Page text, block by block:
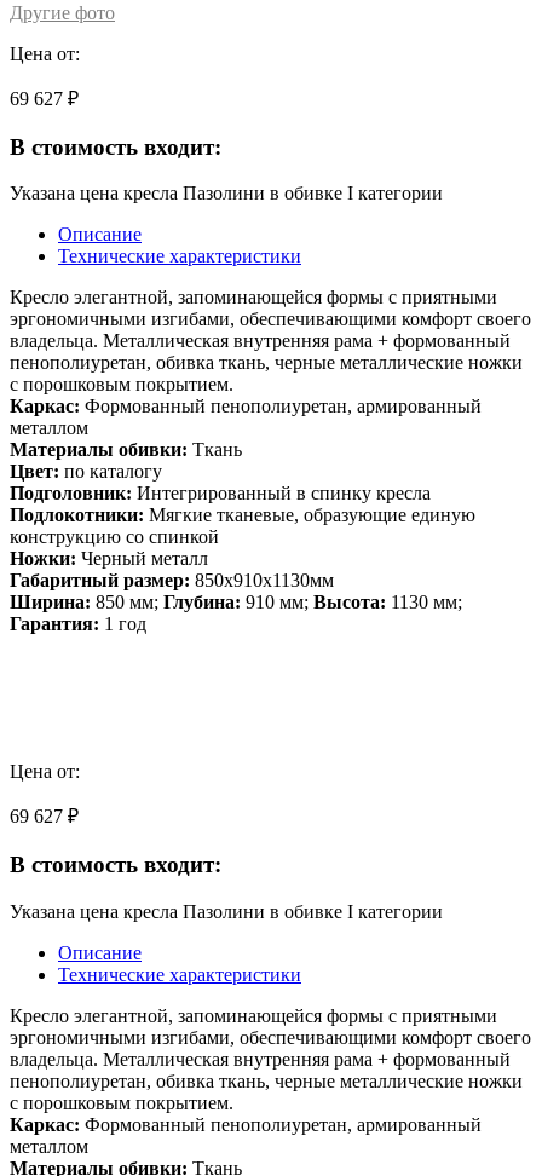
Другие фото
Цена от:
69 627 ₽
В стоимость входит:
Указана цена кресла Пазолини в обивке I категории
Описание
Технические характеристики
Кресло элегантной, запоминающейся формы с приятными
эргономичными изгибами, обеспечивающими комфорт своего
владельца. Металлическая внутренняя рама + формованный
пенополиуретан, обивка ткань, черные металлические ножки
с порошковым покрытием.
Каркас: Формованный пенополиуретан, армированный
металлом
Материалы обивки: Ткань
Цвет: по каталогу
Подголовник: Интегрированный в спинку кресла
Подлокотники: Мягкие тканевые, образующие единую
конструкцию со спинкой
Ножки: Черный металл
Габаритный размер: 850x910x1130мм
Ширина: 850 мм; Глубина: 910 мм; Высота: 1130 мм;
Гарантия: 1 год
Цена от:
69 627 ₽
В стоимость входит:
Указана цена кресла Пазолини в обивке I категории
Описание
Технические характеристики
Кресло элегантной, запоминающейся формы с приятными
эргономичными изгибами, обеспечивающими комфорт своего
владельца. Металлическая внутренняя рама + формованный
пенополиуретан, обивка ткань, черные металлические ножки
с порошковым покрытием.
Каркас: Формованный пенополиуретан, армированный
металлом
Материалы обивки: Ткань